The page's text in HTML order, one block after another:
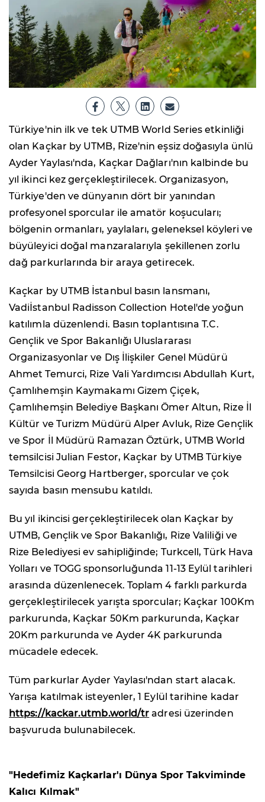
Türkiye'nin ilk ve tek UTMB World Series etkinliği
olan Kaçkar by UTMB, Rize'nin eşsiz doğasıyla ünlü
Ayder Yaylası'nda, Kaçkar Dağları'nın kalbinde bu
yıl ikinci kez gerçekleştirilecek. Organizasyon,
Türkiye'den ve dünyanın dört bir yanından
profesyonel sporcular ile amatör koşucuları;
bölgenin ormanları, yaylaları, geleneksel köyleri ve
büyüleyici doğal manzaralarıyla şekillenen zorlu
dağ parkurlarında bir araya getirecek.
Kaçkar by UTMB İstanbul basın lansmanı,
Vadiİstanbul Radisson Collection Hotel'de yoğun
katılımla düzenlendi. Basın toplantısına T.C.
Gençlik ve Spor Bakanlığı Uluslararası
Organizasyonlar ve Dış İlişkiler Genel Müdürü
Ahmet Temurci, Rize Vali Yardımcısı Abdullah Kurt,
Çamlıhemşin Kaymakamı Gizem Çiçek,
Çamlıhemşin Belediye Başkanı Ömer Altun, Rize İl
Kültür ve Turizm Müdürü Alper Avluk, Rize Gençlik
ve Spor İl Müdürü Ramazan Öztürk, UTMB World
temsilcisi Julian Festor, Kaçkar by UTMB Türkiye
Temsilcisi Georg Hartberger, sporcular ve çok
sayıda basın mensubu katıldı.
Bu yıl ikincisi gerçekleştirilecek olan Kaçkar by
UTMB, Gençlik ve Spor Bakanlığı, Rize Valiliği ve
Rize Belediyesi ev sahipliğinde; Turkcell, Türk Hava
Yolları ve TOGG sponsorluğunda 11-13 Eylül tarihleri
arasında düzenlenecek. Toplam 4 farklı parkurda
gerçekleştirilecek yarışta sporcular; Kaçkar 100Km
parkurunda, Kaçkar 50Km parkurunda, Kaçkar
20Km parkurunda ve Ayder 4K parkurunda
mücadele edecek.
Tüm parkurlar Ayder Yaylası'ndan start alacak.
Yarışa katılmak isteyenler, 1 Eylül tarihine kadar
https://kackar.utmb.world/tr adresi üzerinden
başvuruda bulunabilecek.
"Hedefimiz Kaçkarlar'ı Dünya Spor Takviminde
Kalıcı Kılmak"